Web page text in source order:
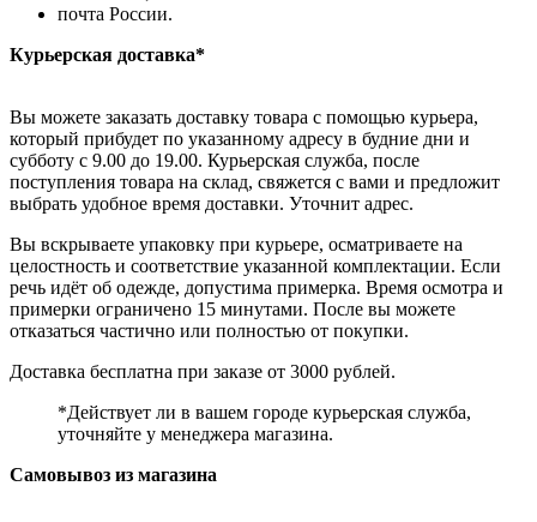
почта России.
Курьерская доставка*
Вы можете заказать доставку товара с помощью курьера,
который прибудет по указанному адресу в будние дни и
субботу с 9.00 до 19.00. Курьерская служба, после
поступления товара на склад, свяжется с вами и предложит
выбрать удобное время доставки. Уточнит адрес.
Вы вскрываете упаковку при курьере, осматриваете на
целостность и соответствие указанной комплектации. Если
речь идёт об одежде, допустима примерка. Время осмотра и
примерки ограничено 15 минутами. После вы можете
отказаться частично или полностью от покупки.
Доставка бесплатна при заказе от 3000 рублей.
*Действует ли в вашем городе курьерская служба,
уточняйте у менеджера магазина.
Самовывоз из магазина